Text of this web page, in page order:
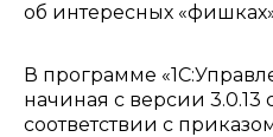
об интересных
В программе
начиная с версии 3.0.13
соответствии с